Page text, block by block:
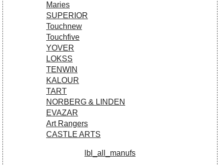
Maries
SUPERIOR
Touchnew
Touchfive
YOVER
LOKSS
TENWIN
KALOUR
TART
NORBERG & LINDEN
EVAZAR
Art Rangers
CASTLE ARTS
lbl_all_manufs